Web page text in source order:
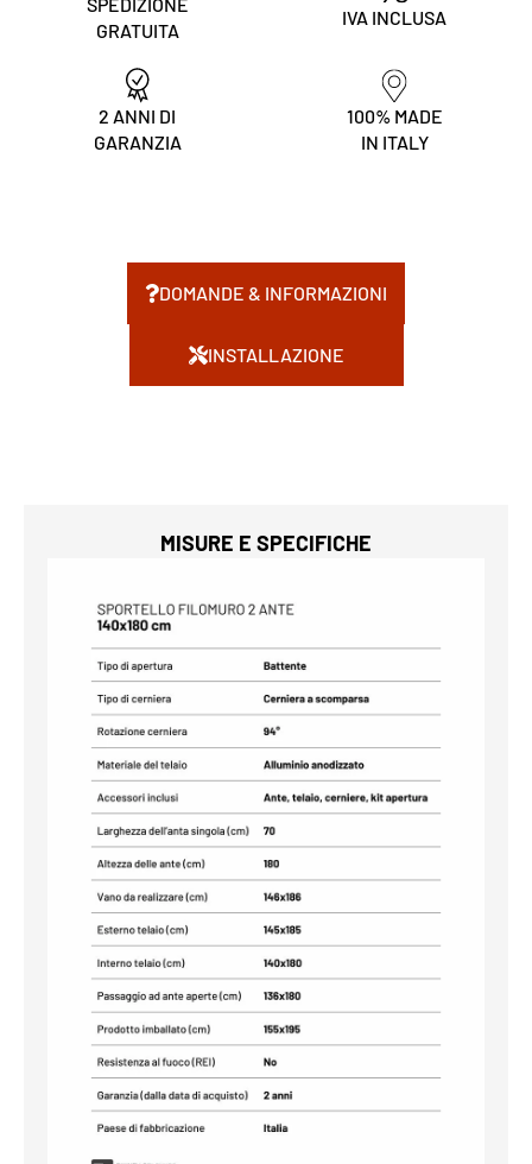
GRATUITA
IVA INCLUSA
2 ANNI DI
GARANZIA
100% MADE
IN ITALY
DOMANDE & INFORMAZIONI
INSTALLAZIONE
MISURE E SPECIFICHE